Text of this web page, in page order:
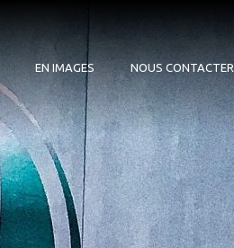
EN IMAGES NOUS CONTACTER